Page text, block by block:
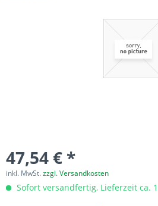
47,54 € *
inkl. MwSt.zzgl. Versandkosten
Sofort versandfertig, Lieferzeit ca.